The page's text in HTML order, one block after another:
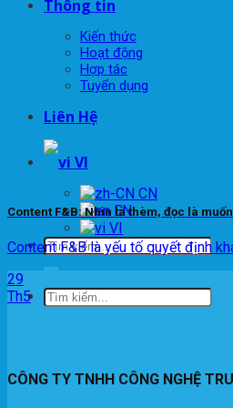
Thông tin
Kiến thức
Hoạt động
Hợp tác
Tuyển dụng
Liên Hệ
VI
EN
VI
Content F&B: Nhìn là thèm, đọc là
Content F&B là yếu tố quyết định
29
Th5
CÔNG TY TNHH CÔNG NGHỆ